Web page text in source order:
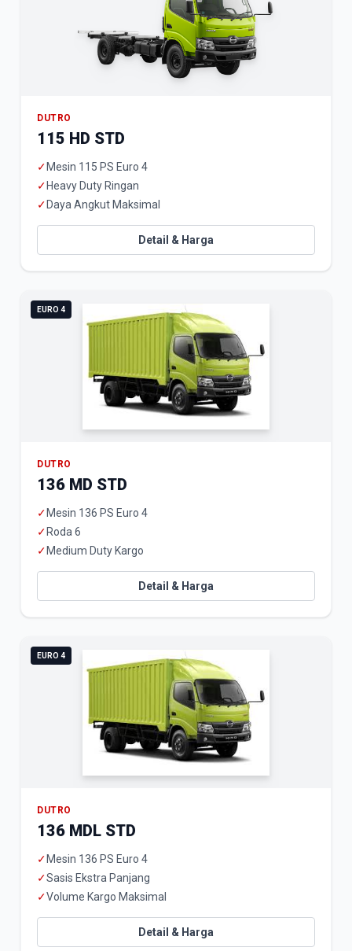
DUTRO
115 HD STD
✓ Mesin 115 PS Euro 4
✓ Heavy Duty Ringan
✓ Daya Angkut Maksimal
Detail & Harga
EURO 4
DUTRO
136 MD STD
✓ Mesin 136 PS Euro 4
✓ Roda 6
✓ Medium Duty Kargo
Detail & Harga
EURO 4
DUTRO
136 MDL STD
✓ Mesin 136 PS Euro 4
✓Sasis Ekstra Panjang
✓Volume Kargo Maksimal
Detail & Harga